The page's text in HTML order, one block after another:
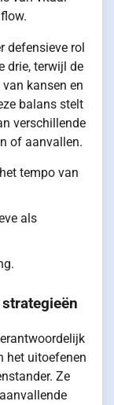
defensieve rol
drie, terwijl de
kansen en
balans stelt
verschillende
of aanvallen.
tempo van
als
het uitoefenen
Ze